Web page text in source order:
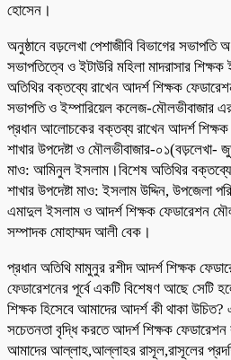
হোসেন।
অনুষ্ঠানে বড়লেখা পেশাজীবি বিভাগের
সভাপতিত্বে ও ইটাউরি মহিলা মাদরাসার
অতিথির বক্তব্যে রাখেন আদর্শ শিক্ষক
সভাপতি ও ইম্পারিয়েল কলেজ-মৌলভীবাজার
প্রধান আলোচকের বক্তব্য রাখেন আদর্শ শিক্ষক
শাখার উপদেষ্টা ও মৌলভীবাজার-০১(বড়লেখা-
মাও: আমিনুল ইসলাম।বিশেষ অতিথির বক্তব্যে
শাখার উপদেষ্টা মাও: ইসলাম উদ্দিন, উপজেলা
এমাদুল ইসলাম ও আদর্শ শিক্ষক ফেডারেশন
সম্পাদক মোহাম্মদ আলী বেক।
প্রধান অতিথি মামুনুর রশীদ আদর্শ শিক্ষক
ফেডারেশনের পূর্বে একটি বিশেষণ আছে
শিক্ষক হিসেবে আমাদের আদর্শ কী থাকা
সচেতনতা বৃদ্ধি করতে আদর্শ শিক্ষক
আমাদের আল্লাহ,আল্লাহর রাসূল,রাসূলের